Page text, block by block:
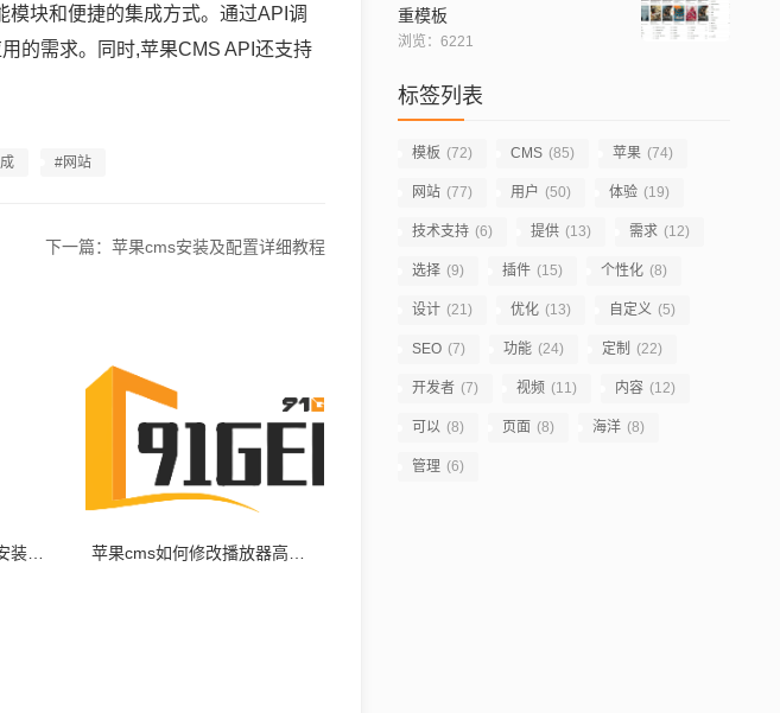
重模板
浏览：6221
标签列表
模板 (72) CMS (85) 苹果 (74)
网站 (77) 用户 (50) 体验 (19)
技术支持 (6) 提供 (13) 需求 (12)
选择 (9) 插件 (15) 个性化 (8)
设计 (21) 优化 (13) 自定义 (5)
SEO (7) 功能 (24) 定制 (22)
开发者 (7) 视频 (11) 内容 (12)
可以 (8) 页面 (8) 海洋 (8)
管理 (6)
块和便捷的集成方式。通过API调
的需求。同时,苹果CMS API还支持
#网站
下一篇：苹果cms安装及配置详细教程
苹果cms如何修改播放器高度设置教程